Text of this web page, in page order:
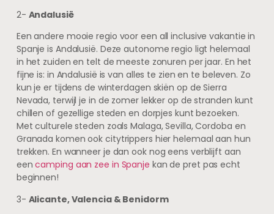
2- Andalusië
Een andere mooie regio voor een all inclusive vakantie in
Spanje is Andalusië. Deze autonome regio ligt helemaal
in het zuiden en telt de meeste zonuren per jaar. En het
fijne is: in Andalusië is van alles te zien en te beleven. Zo
kun je er tijdens de winterdagen skiën op de Sierra
Nevada, terwijl je in de zomer lekker op de stranden kunt
chillen of gezellige steden en dorpjes kunt bezoeken.
Met culturele steden zoals Malaga, Sevilla, Cordoba en
Granada komen ook citytrippers hier helemaal aan hun
trekken. En wanneer je dan ook nog eens verblijft aan
eencamping aan zee in Spanje kan de pret pas echt
beginnen!
3- Alicante, Valencia & Benidorm